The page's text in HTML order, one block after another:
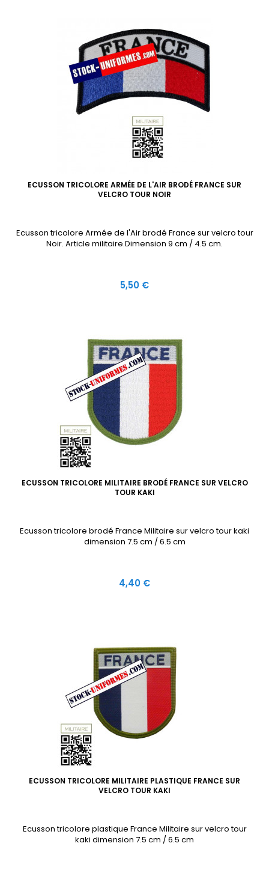
ECUSSON TRICOLORE ARMÉE DE L'AIR BRODÉ FRANCE SUR
VELCRO TOUR NOIR
Ecusson tricolore Armée de l'Air brodé France sur velcro tour
Noir. Article militaire.Dimension 9 cm / 4.5 cm.
Prix
5,50 €
ECUSSON TRICOLORE MILITAIRE BRODÉ FRANCE SUR VELCRO
TOUR KAKI
Ecusson tricolore brodé France Militaire sur velcro tour kaki
dimension 7.5 cm / 6.5 cm
Prix
4,40 €
ECUSSON TRICOLORE MILITAIRE PLASTIQUE FRANCE SUR
VELCRO TOUR KAKI
Ecusson tricolore plastique France Militaire sur velcro tour
kaki dimension 7.5 cm / 6.5 cm